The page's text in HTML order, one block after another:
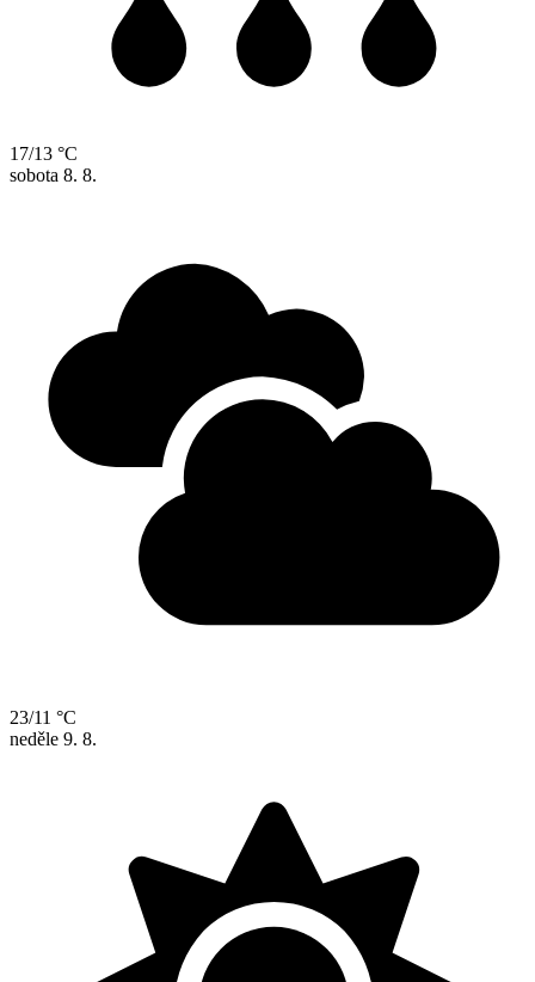
17/13 °C
sobota 8. 8.
23/11 °C
neděle 9. 8.